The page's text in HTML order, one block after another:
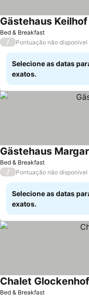
Bed & Breakfast
Gästehaus
/ Pontuação não disponível
Selecione as datas
exatos.
Bed & Breakfast
Gästehaus
/ Pontuação não disponível
Selecione as datas
exatos.
Bed & Breakfast
Chalet Glockenhof